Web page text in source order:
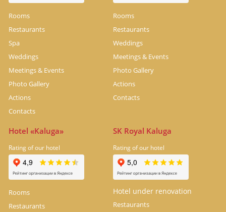
Rooms
Restaurants
Spa
Weddings
Meetings & Events
Photo Gallery
Actions
Contacts
Rooms
Restaurants
Weddings
Meetings & Events
Photo Gallery
Actions
Contacts
Hotel «Kaluga»
Rating of our hotel
Rooms
Restaurants
SK Royal Kaluga
Rating of our hotel
Hotel under renovation
Restaurants